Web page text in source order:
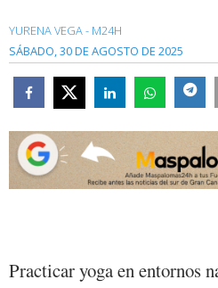
YURENA VEGA - M24H
SÁBADO, 30 DE AGOSTO DE 2025
Practicar yoga en entornos